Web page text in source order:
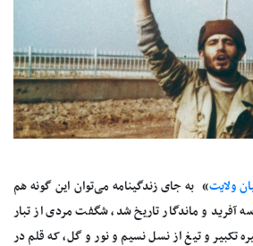
ولایت» به جای زندگینامه می‌توان این گونه هم
آفرید و ماندگار تاریخ شد، شگفت مردی از تبار
تکبیر و تیغ از نسل نسیم و نور و گل، که قلم در